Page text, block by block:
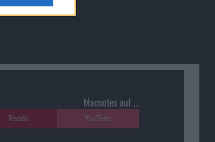
Macnotes auf …
Reddit YouTube